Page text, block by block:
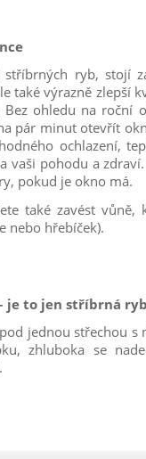
ryb, stojí
také výrazně zlepší
ohledu na roční
pár minut otevřít
ochlazení,
vaši pohodu a
pokud je okno má.
také zavést
nebo hřebíček).
je to jen stříbrná
jednou střechou
zhluboka se